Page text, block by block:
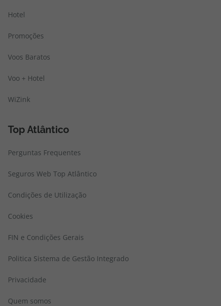
Hotel
Promoções
Voos Baratos
Voo + Hotel
WiZink
Top Atlântico
Perguntas Frequentes
Seguros Web Top Atlântico
Condições de Utilização
Cookies
FIN e Condições Gerais
Politica Sistema de Gestão Integrado
Privacidade
Quem somos